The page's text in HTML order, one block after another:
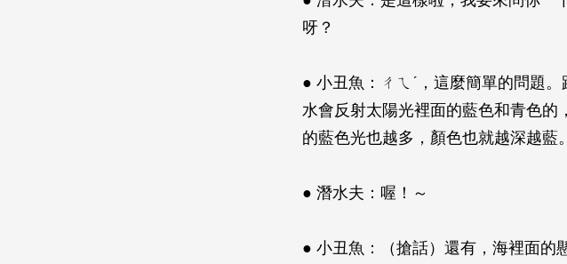
呀？
● 小丑魚：ㄔㄟˊ，這麼簡單的問題
水會反射太陽光裡面的藍色和青色
的藍色光也越多，顏色也就越深越藍。
● 潛水夫：喔！～
● 小丑魚：（搶話）還有，海裡面的